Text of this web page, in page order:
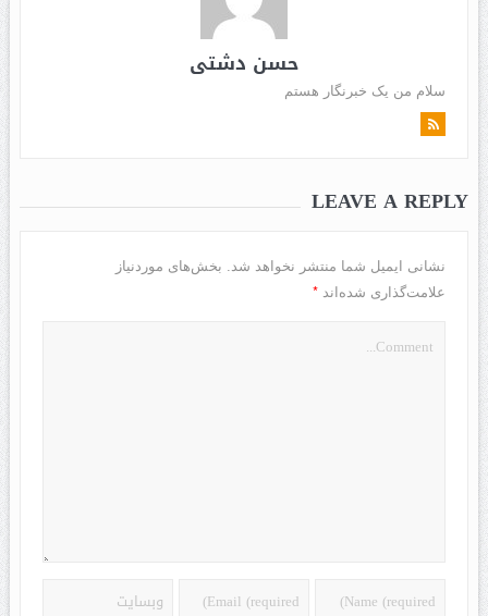
حسن دشتی
سلام من یک خبرنگار هستم
LEAVE A REPLY
نشانی ایمیل شما منتشر نخواهد شد. بخش‌های موردنیاز
علامت‌گذاری شده‌اند *